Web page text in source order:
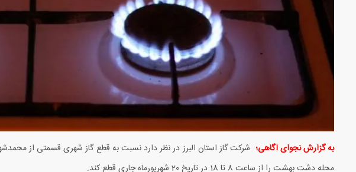
به گزارش نجوای آگاهی؛ شرکت گاز استان البرز در نظر دارد نسبت به قطع گاز شهری قسمتی از
محله دشت بهشت را از ساعت 8 تا 18 در تاریخ 20 شهریورماه جاری قطع کند.